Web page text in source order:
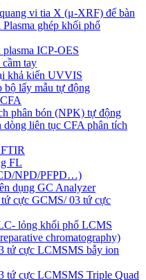
vi tia X (μ-XRF) để bàn
ghép khối phổ
ICP-OES
tay
khả kiến UVVIS
bộ lấy mẫu tự động
phân bón (NPK) tự động
liên tục CFA phân tích
FL
NPD/PFPD…)
dụng GC Analyzer
cực GCMS/ 03 tứ cực
lỏng khối phổ LCMS
chromatography)
tứ cực LCMSMS bẫy ion
tứ cực LCMSMS Triple Quad